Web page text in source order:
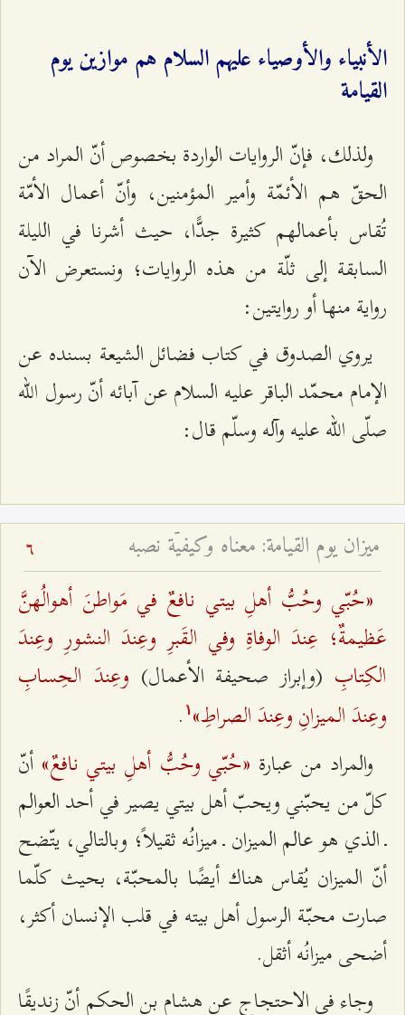
الأنبياء والأوصياء عليهم السلام هم موازين يوم
القيامة
ولذلك، فإنّ الروايات الواردة بخصوص أنّ المراد من
الحقّ هم الأئمّة وأمير المؤمنين، وأنّ أعمال الأمّة
تُقاس بأعمالهم كثيرة جدًّا، حيث أشرنا في الليلة
السابقة إلى ثلّة من هذه الروايات؛ ونستعرض الآن
رواية منها أو روايتين:
يروي الصدوق في كتاب فضائل الشيعة بسنده عن
الإمام محمّد الباقر عليه السلام عن آبائه أنّ رسول الله
صلّى الله عليه وآله وسلّم قال:
ميزان يوم القيامة: معناه وكيفيّة نصبه 6
«حُبّي وحُبُّ أهلِ بيتي نافعٌ في مَواطنَ أهوالُهنَّ
عَظيمةٌ؛ عِندَ الوفاةِ وفي القَبرِ وعِندَ النشورِ وعِندَ
الكِتابِ (وإبراز صحيفة الأعمال) وعِندَ الحِسابِ
وعِندَ الميزانِ وعِندَ الصراطِ» ۱ .
والمراد من عبارة «حُبّي وحُبُّ أهلِ بيتي نافعٌ» أنّ
كلّ من يحبّني ويحبّ أهل بيتي يصير في أحد العوالم
ـ الذي هو عالم الميزان ـ ميزانُه ثقيلاً؛ وبالتالي، يتّضح
أنّ الميزان يُقاس هناك أيضًا بالمحبّة، بحيث كلّما
صارت محبّة الرسول أهل بيته في قلب الإنسان أكثر،
أضحى ميزانُه أثقل.
وجاء في الاحتجاج عن هشام بن الحكم أنّ زنديقًا